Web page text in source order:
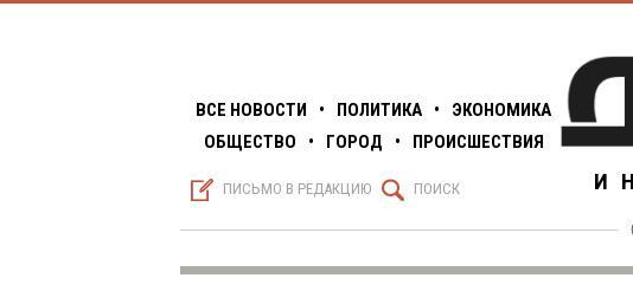
ВСЕ НОВОСТИ • ПОЛИТИКА •
ЭКОНОМИКА
ОБЩЕСТВО
• ГОРОД • ПРОИСШЕСТВИЯ
S ПИСЬМО В РЕДАКЦИЮ Q ПОИСК